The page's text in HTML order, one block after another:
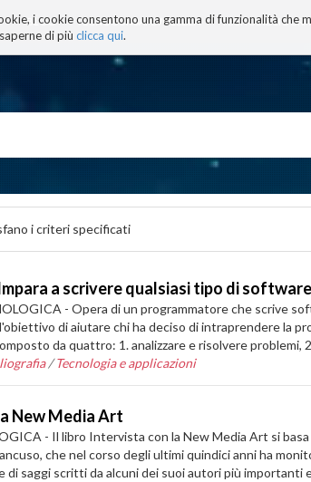
i cookie consentono una gamma di funzionalità
di più clicca qui.
BLOG TECNOCONSAPEVOLEZZA
i criteri specificati
a scrivere qualsiasi tipo di software
- Opera di un programmatore che scrive
di aiutare chi ha deciso di intraprendere la
da quattro: 1. analizzare e risolvere problemi,
/Tecnologia e applicazioni
New Media Art
- Il libro Intervista con la New Media Art si
che nel corso degli ultimi quindici anni ha
di saggi scritti da alcuni dei suoi autori più